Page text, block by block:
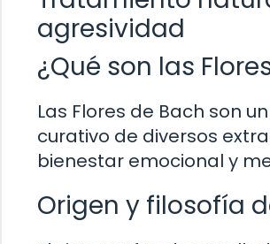
agresividad
¿Qué son las
Las Flores de Bach son
curativo de diversos
bienestar emocional y
Origen y filosofía